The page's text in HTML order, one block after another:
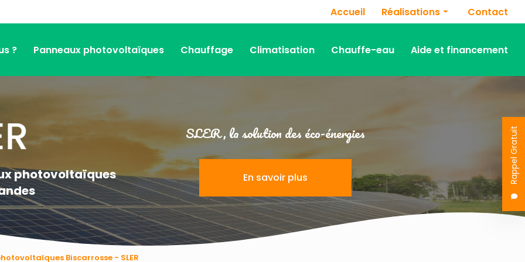
Navigation secondaire
Accueil Réalisations
Chauffage
Climatisation
Contact
Rappel Gratuit
?
Panneaux photovoltaïques Chauffage Climatisation Chauffe-eau Aide et financement
photovoltaïques
SLER, la solution des éco-énergies
En savoir plus
Biscarrosse - SLER